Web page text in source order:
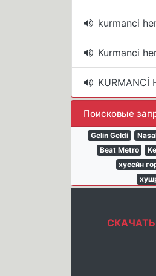
KURMANCİ
Поисковые
Gelin Geldi
Beat Metro
хусейн